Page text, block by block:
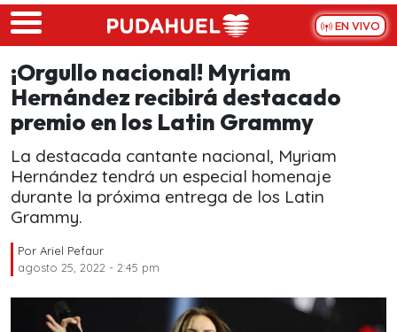
Skip to main content
EN VIVO
¡Orgullo nacional! Myriam
Hernández recibirá destacado
premio en los Latin Grammy
La destacada cantante nacional, Myriam
Hernández tendrá un especial homenaje
durante la próxima entrega de los Latin
Grammy.
Por Ariel Pefaur
agosto 25, 2022 - 2:45 pm